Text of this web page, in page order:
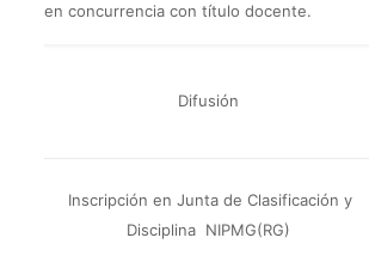
en concurrencia con título docente.
Difusión
Inscripción en Junta de Clasificación y
Disciplina NIPMG(RG)